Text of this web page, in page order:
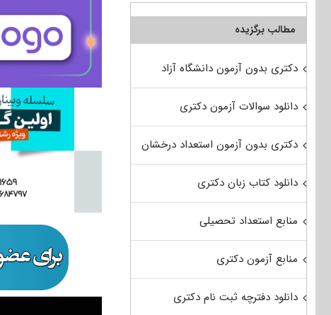
مطالب برگزیده
دکتری بدون آزمون دانشگاه آزاد
دانلود سوالات آزمون دکتری
دکتری بدون آزمون استعداد درخشان
دانلود کتاب زبان دکتری
منابع استعداد تحصیلی
منابع آزمون دکتری
دانلود دفترچه ثبت نام دکتری